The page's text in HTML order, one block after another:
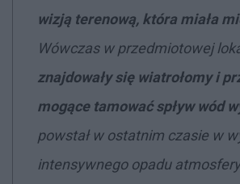
wizją terenową, która miała
Wówczas w przedmiotowej
znajdowały się wiatrołomy i
mogące tamować spływ wód
powstał w ostatnim czasie w
intensywnego opadu